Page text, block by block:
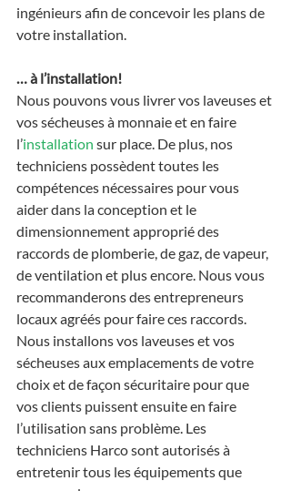
ingénieurs afin de concevoir les plans de
votre installation.
… à l’installation!
Nous pouvons vous livrer vos laveuses et
vos sécheuses à monnaie et en faire
l’installation sur place. De plus, nos
techniciens possèdent toutes les
compétences nécessaires pour vous
aider dans la conception et le
dimensionnement approprié des
raccords de plomberie, de gaz, de vapeur,
de ventilation et plus encore. Nous vous
recommanderons des entrepreneurs
locaux agréés pour faire ces raccords.
Nous installons vos laveuses et vos
sécheuses aux emplacements de votre
choix et de façon sécuritaire pour que
vos clients puissent ensuite en faire
l’utilisation sans problème. Les
techniciens Harco sont autorisés à
entretenir tous les équipements que